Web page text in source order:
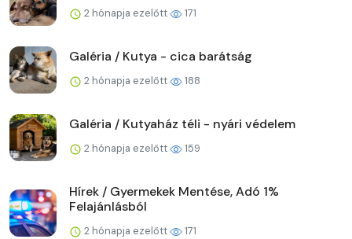
2 hónapja ezelőtt 171
Galéria / Kutya - cica barátság
2 hónapja ezelőtt 188
Galéria / Kutyaház téli - nyári védelem
2 hónapja ezelőtt 159
Hírek / Gyermekek Mentése, Adó 1%
Felajánlásból
2 hónapja ezelőtt 171